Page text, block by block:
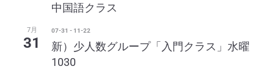
中国語クラス
7月
31
07-31 - 11-22
新）少人数グループ「入門クラス」水曜
1030